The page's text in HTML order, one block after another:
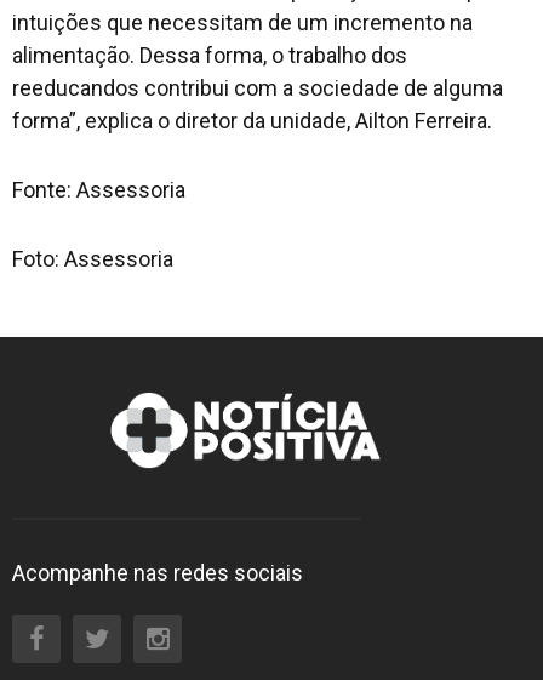
intuições que necessitam de um incremento na
alimentação. Dessa forma, o trabalho dos
reeducandos contribui com a sociedade de alguma
forma”, explica o diretor da unidade, Ailton Ferreira.
Fonte: Assessoria
Foto: Assessoria
Acompanhe nas redes sociais